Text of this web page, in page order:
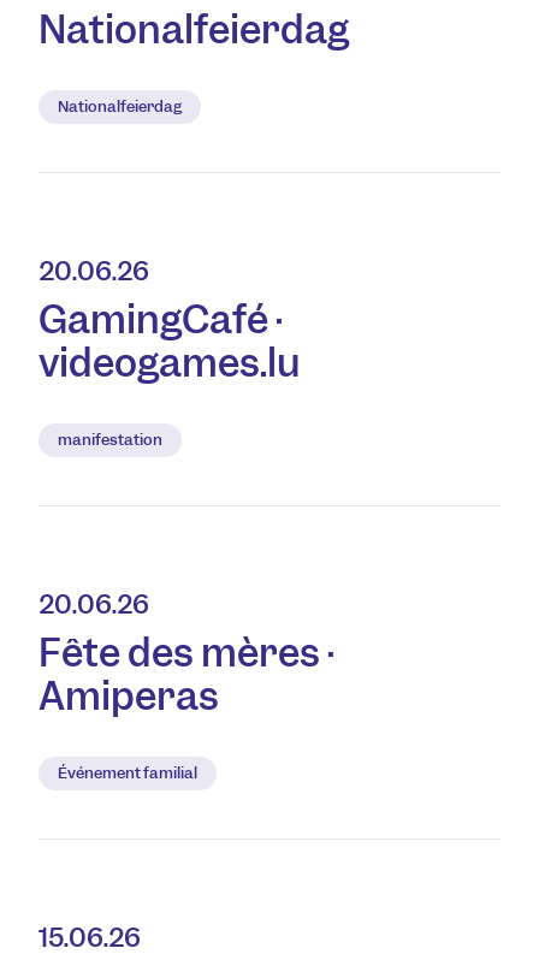
Nationalfeierdag
Nationalfeierdag
20.06.26
GamingCafé ·
videogames.lu
manifestation
20.06.26
Fête des mères ·
Amiperas
Événement familial
15.06.26